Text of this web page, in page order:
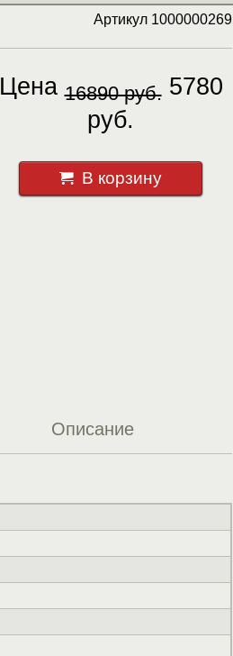
Артикул 1000000269
Цена 16890 руб. 5780
руб.
В корзину
Описание